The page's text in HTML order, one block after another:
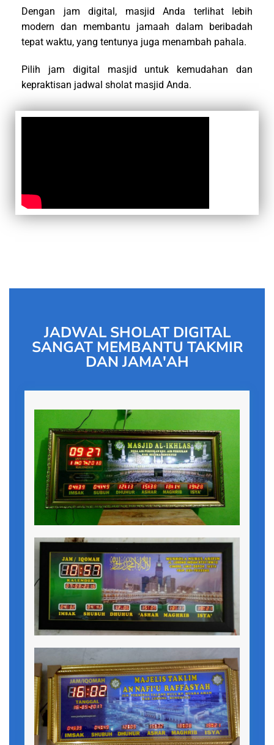
Dengan jam digital, masjid Anda terlihat lebih
modern dan membantu jamaah dalam beribadah
tepat waktu, yang tentunya juga menambah pahala.
Pilih jam digital masjid untuk kemudahan dan
kepraktisan jadwal sholat masjid Anda.
JADWAL SHOLAT DIGITAL
SANGAT MEMBANTU TAKMIR
DAN JAMA'AH